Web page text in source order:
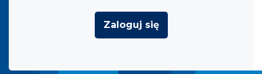
Zaloguj się